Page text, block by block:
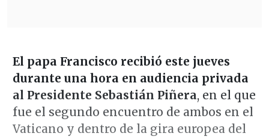
El papa Francisco recibió este jueves
durante una hora en audiencia privada
al Presidente Sebastián Piñera, en el que
fue el segundo encuentro de ambos en el
Vaticano y dentro de la gira europea del